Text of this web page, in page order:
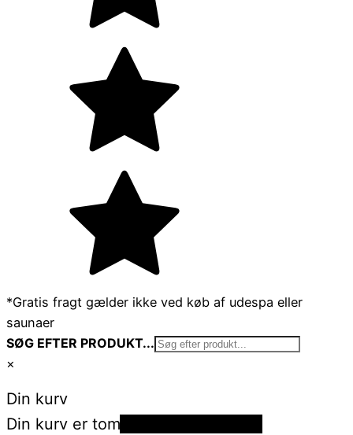
*Gratis fragt gælder ikke ved køb af udespa eller
saunaer
SØG EFTER PRODUKT...
×
Din kurv
Din kurv er tom